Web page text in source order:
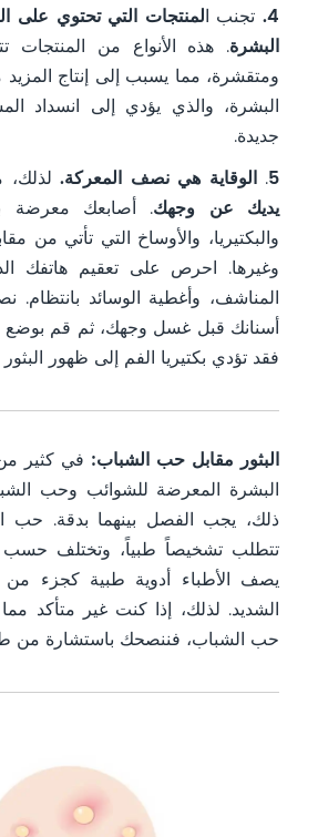
4. تجنب المنتجات التي تحتوي على
البشرة. هذه الأنواع من المنتجات
ومتقشرة، مما يسبب إلى إنتاج
البشرة، والذي يؤدي إلى انسداد
جديدة.
5
.الوقاية هي نصف المعركة.
يديك عن وجهك. أصابعك معرضة
والبكتيريا، والأوساخ التي تأتي من
وغيرها. احرص على تعقيم هاتفك
المناشف، وأغطية الوسائد
أسنانك قبل غسل وجهك، ثم قم بوضع
فقد تؤدي بكتيريا الفم إلى ظهور
البثور مقابل حب الشباب: في كثير
البشرة المعرضة للشوائب وحب
ذلك، يجب الفصل بينهما بدقة. حب
تتطلب تشخيصاً طبياً، وتختلف
يصف الأطباء أدوية طبية كجزء
الشديد. لذلك، إذا كنت غير متأكد
حب الشباب، فننصحك باستشارة